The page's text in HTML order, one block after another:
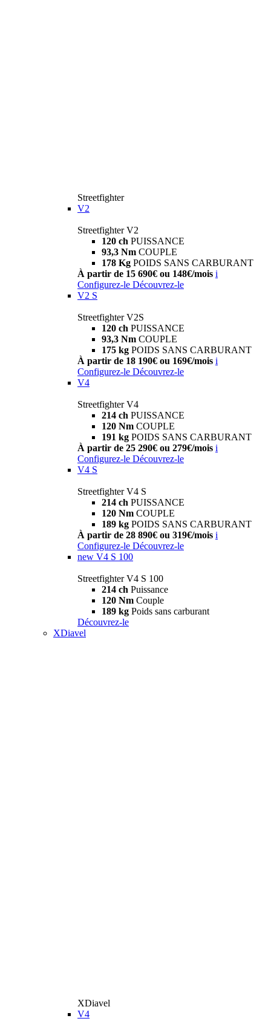
Streetfighter
V2
Streetfighter V2
120 ch PUISSANCE
93,3 Nm COUPLE
178 Kg POIDS SANS CARBURANT
À partir de 15 690€ ou 148€/mois i
Configurez-le Découvrez-le
V2 S
Streetfighter V2S
120 ch PUISSANCE
93,3 Nm COUPLE
175 kg POIDS SANS CARBURANT
À partir de 18 190€ ou 169€/mois i
Configurez-le Découvrez-le
V4
Streetfighter V4
214 ch PUISSANCE
120 Nm COUPLE
191 kg POIDS SANS CARBURANT
À partir de 25 290€ ou 279€/mois i
Configurez-le Découvrez-le
V4 S
Streetfighter V4 S
214 ch PUISSANCE
120 Nm COUPLE
189 kg POIDS SANS CARBURANT
À partir de 28 890€ ou 319€/mois i
Configurez-le Découvrez-le
new V4 S 100
Streetfighter V4 S 100
214 ch Puissance
120 Nm Couple
189 kg Poids sans carburant
Découvrez-le
XDiavel
XDiavel
V4